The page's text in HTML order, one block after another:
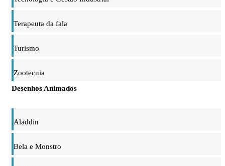
Terapeuta da fala
Turismo
Zootecnia
Desenhos Animados
Aladdin
Bela e Monstro